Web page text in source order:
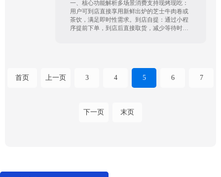
一、核心功能解析多场景消费支持现烤现吃：
用户可到店直接享用新鲜出炉的芝士牛肉卷或
茶饮，满足即时性需求。到店自提：通过小程
序提前下单，到店后直接取货，减少等待时
首页 上一页 3 4 5 6 7
下一页 末页